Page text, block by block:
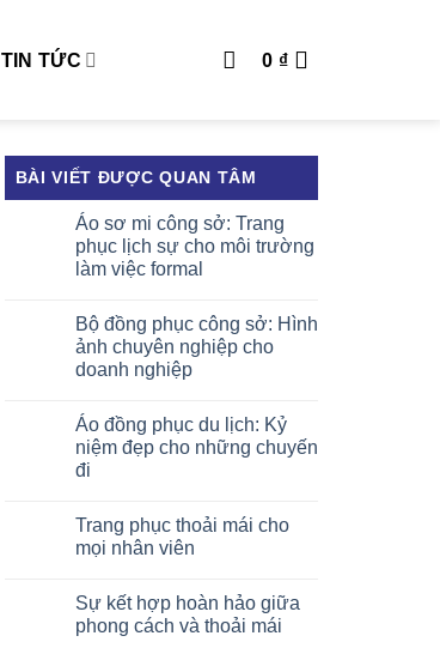
TIN TỨC 0 ₫
BÀI VIẾT ĐƯỢC QUAN TÂM
Áo sơ mi công sở: Trang
phục lịch sự cho môi trường
làm việc formal
Bộ đồng phục công sở: Hình
ảnh chuyên nghiệp cho
doanh nghiệp
Áo đồng phục du lịch: Kỷ
niệm đẹp cho những chuyến
đi
Trang phục thoải mái cho
mọi nhân viên
Sự kết hợp hoàn hảo giữa
phong cách và thoải mái